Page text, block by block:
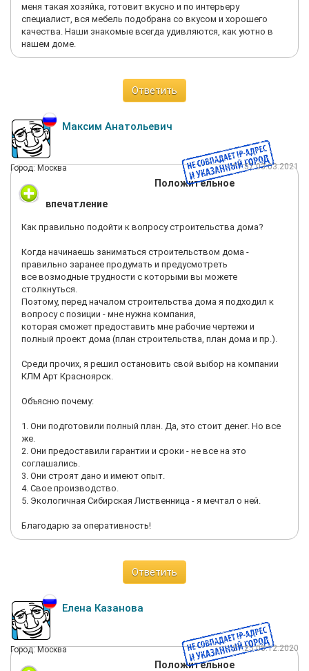
меня такая хозяйка, готовит вкусно и по интерьеру
специалист, вся мебель подобрана со вкусом и хорошего
качества. Наши знакомые всегда удивляются, как уютно в
нашем доме.
Ответить
Максим Анатольевич
Город: Москва 11:57 03.03.2021
Положительное
впечатление
Как правильно подойти к вопросу строительства дома?
Когда начинаешь заниматься строительством дома -
правильно заранее продумать и предусмотреть
все возмодные трудности с которыми вы можете
столкнуться.
Поэтому, перед началом строительства дома я подходил к
вопросу с позиции - мне нужна компания,
которая сможет предоставить мне рабочие чертежи и
полный проект дома (план строительства, план дома и пр.).
Среди прочих, я решил остановить свой выбор на компании
КЛМ Арт Красноярск.
Объясню почему:
1. Они подготовили полный план. Да, это стоит денег. Но все
же.
2. Они предоставили гарантии и сроки - не все на это
соглашались.
3. Они строят дано и имеют опыт.
4. Свое производство.
5. Экологичная Сибирская Лиственница - я мечтал о ней.
Благодарю за оперативность!
Ответить
Елена Казанова
Город: Москва 21:25 08.12.2020
Положительное